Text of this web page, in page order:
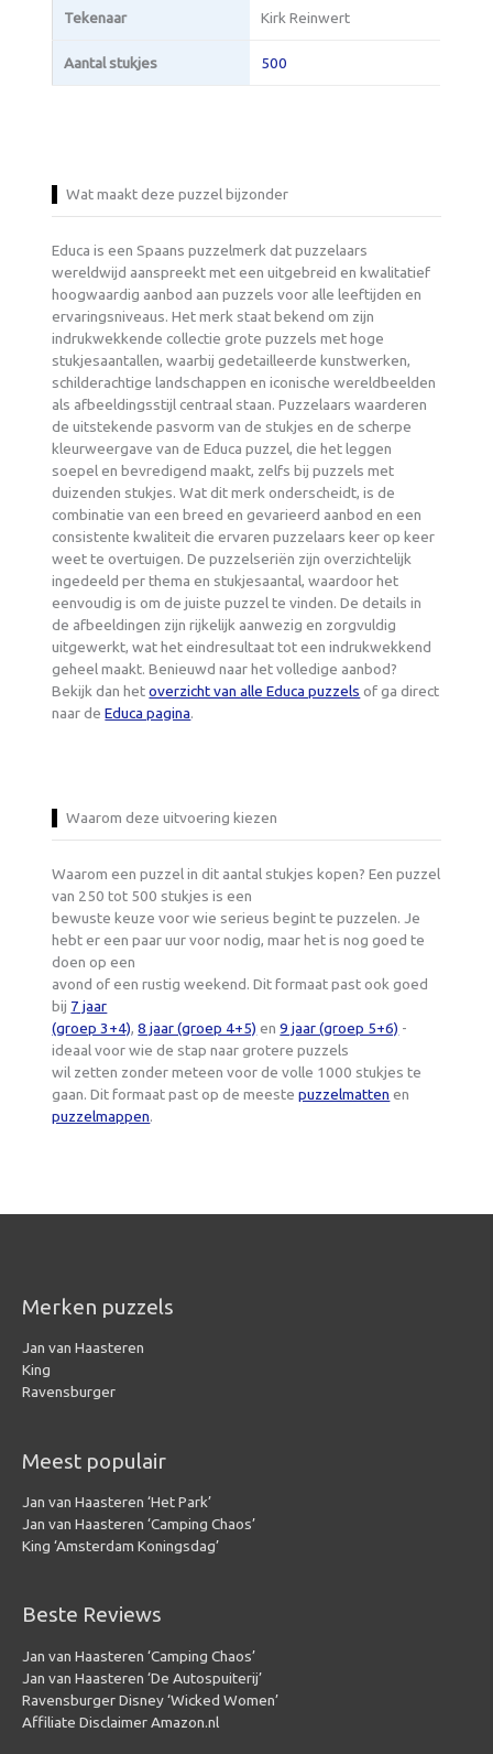
Tekenaar Kirk Reinwert
Aantal stukjes 500
Wat maakt deze puzzel bijzonder
Educa is een Spaans puzzelmerk dat puzzelaars
wereldwijd aanspreekt met een uitgebreid en kwalitatief
hoogwaardig aanbod aan puzzels voor alle leeftijden en
ervaringsniveaus. Het merk staat bekend om zijn
indrukwekkende collectie grote puzzels met hoge
stukjesaantallen, waarbij gedetailleerde kunstwerken,
schilderachtige landschappen en iconische wereldbeelden
als afbeeldingsstijl centraal staan. Puzzelaars waarderen
de uitstekende pasvorm van de stukjes en de scherpe
kleurweergave van de Educa puzzel, die het leggen
soepel en bevredigend maakt, zelfs bij puzzels met
duizenden stukjes. Wat dit merk onderscheidt, is de
combinatie van een breed en gevarieerd aanbod en een
consistente kwaliteit die ervaren puzzelaars keer op keer
weet te overtuigen. De puzzelseriën zijn overzichtelijk
ingedeeld per thema en stukjesaantal, waardoor het
eenvoudig is om de juiste puzzel te vinden. De details in
de afbeeldingen zijn rijkelijk aanwezig en zorgvuldig
uitgewerkt, wat het eindresultaat tot een indrukwekkend
geheel maakt. Benieuwd naar het volledige aanbod?
Bekijk dan hetoverzicht van alle Educa puzzels of ga direct
naar deEduca pagina.
Waarom deze uitvoering kiezen
Waarom een puzzel in dit aantal stukjes kopen? Een puzzel
van 250 tot 500 stukjes is een
bewuste keuze voor wie serieus begint te puzzelen. Je
hebt er een paar uur voor nodig, maar het is nog goed te
doen op een
avond of een rustig weekend. Dit formaat past ook goed
bij 7 jaar
(groep 3+4),8 jaar (groep 4+5) en9 jaar (groep 5+6) -
ideaal voor wie de stap naar grotere puzzels
wil zetten zonder meteen voor de volle 1000 stukjes te
gaan. Dit formaat past op de meestepuzzelmatten en
puzzelmappen.
Merken puzzels
Jan van Haasteren
King
Ravensburger
Meest populair
Jan van Haasteren ‘Het Park’
Jan van Haasteren ‘Camping Chaos’
King ‘Amsterdam Koningsdag’
Beste Reviews
Jan van Haasteren ‘Camping Chaos’
Jan van Haasteren ‘De Autospuiterij’
Ravensburger Disney ‘Wicked Women’
Affiliate Disclaimer Amazon.nl